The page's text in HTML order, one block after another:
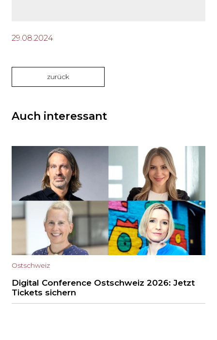
29.08.2024
zurück
Auch interessant
Ostschweiz
Digital Conference Ostschweiz 2026: Jetzt
Tickets sichern